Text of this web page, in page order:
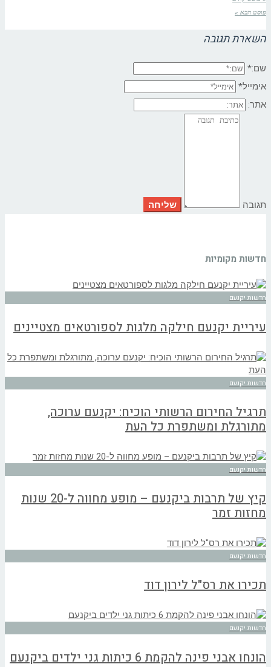
פוסט הבא »
השארת תגובה
שם:*
אימייל*
אתר:
תגובה
חדשות מקומיות
חדשות יקנעם
עיריית יקנעם חילקה מלגות לספורטאים מצטיינים
חדשות יקנעם
תרגיל החירום הרשותי הוכיח: יקנעם ערוכה,
מתורגלת ומשתפרת כל העת
חדשות יקנעם
קיץ של תרבות ביקנעם – מופע מחווה ל-20 שנות
מחזות זמר
חדשות יקנעם
תכירו את רס"ל לירון דוד
חדשות יקנעם
הונחו אבני פינה להקמת 6 כיתות גני ילדים ביקנעם